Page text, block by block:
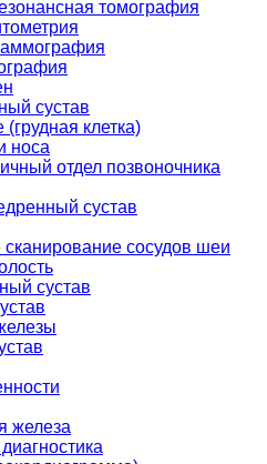
томография
сустав
(грудная клетка)
носа
отдел позвоночника
сустав
сканирование сосудов шеи
сустав
железа